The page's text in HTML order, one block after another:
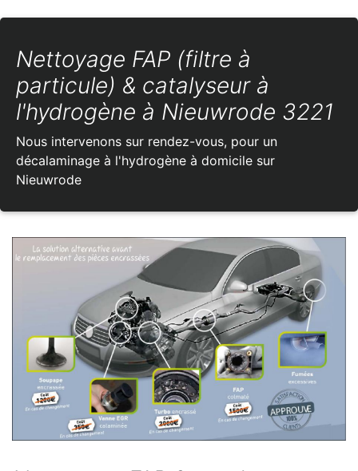
Nettoyage FAP (filtre à
particule) & catalyseur à
l'hydrogène à Nieuwrode 3221
Nous intervenons sur rendez-vous, pour un
décalaminage à l'hydrogène à domicile sur
Nieuwrode